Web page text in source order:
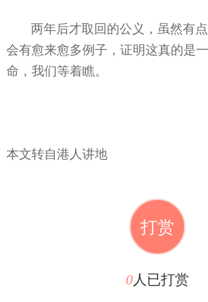
两年后才取回的公义，虽然有点
会有愈来愈多例子，证明这真的是
命，我们等着瞧。
本文转自港人讲地
打赏
0人已打赏